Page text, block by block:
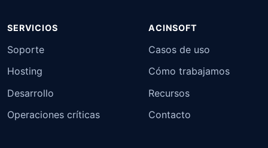
SERVICIOS
Soporte
Hosting
Desarrollo
Operaciones críticas
ACINSOFT
Casos de uso
Cómo trabajamos
Recursos
Contacto